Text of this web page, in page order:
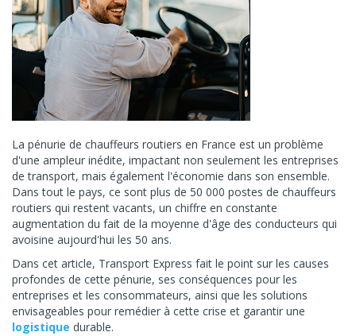
La pénurie de chauffeurs routiers en France est un problème
d'une ampleur inédite, impactant non seulement les entreprises
de transport, mais également l'économie dans son ensemble.
Dans tout le pays, ce sont plus de 50 000 postes de chauffeurs
routiers qui restent vacants, un chiffre en constante
augmentation du fait de la moyenne d'âge des conducteurs qui
avoisine aujourd'hui les 50 ans.
Dans cet article, Transport Express fait le point sur les causes
profondes de cette pénurie, ses conséquences pour les
entreprises et les consommateurs, ainsi que les solutions
envisageables pour remédier à cette crise et garantir une
logistique durable.